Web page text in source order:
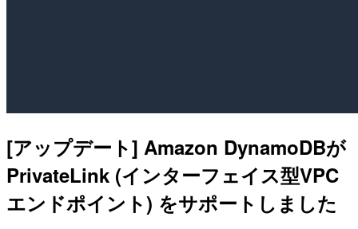
[アップデート] Amazon DynamoDBが
PrivateLink (インターフェイス型VPC
エンドポイント) をサポートしました